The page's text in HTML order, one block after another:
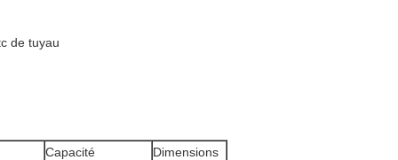
de tuyau
Capacité
Dimensions